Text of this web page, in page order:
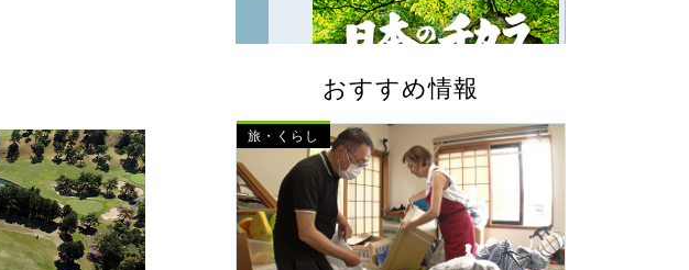
おすすめ情報
旅・くらし